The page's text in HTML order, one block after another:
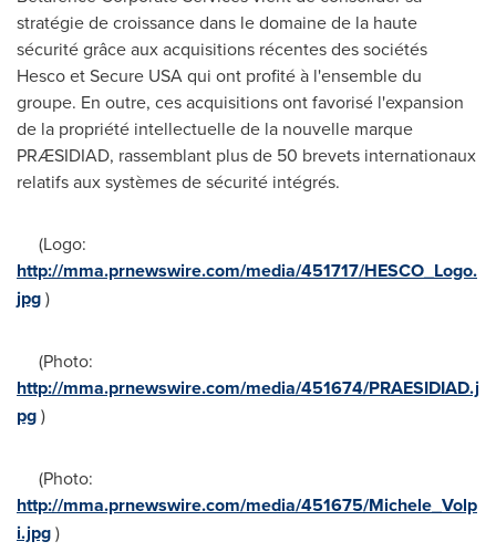
stratégie de croissance dans le domaine de la haute
sécurité grâce aux acquisitions récentes des sociétés
Hesco et Secure USAqui ont profité à l'ensemble du
groupe. En outre, ces acquisitions ont favorisé l'expansion
de la propriété intellectuelle de la nouvelle marque
PRÆSIDIAD, rassemblant plus de 50 brevets internationaux
relatifs aux systèmes de sécurité intégrés.
(Logo:
http://mma.prnewswire.com/media/451717/HESCO_Logo.
jpg)
(Photo:
http://mma.prnewswire.com/media/451674/PRAESIDIAD.j
pg)
(Photo:
http://mma.prnewswire.com/media/451675/Michele_Volp
i.jpg)